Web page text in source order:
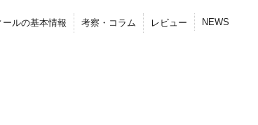
ールの基本情報 考察・コラム レビュー NEWS